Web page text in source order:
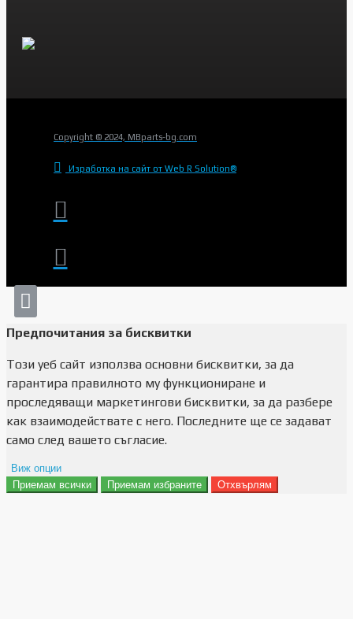
Copyright © 2024, MBparts-bg.com
Изработка на сайт от Web R Solution®
Предпочитания за бисквитки
Този уеб сайт използва основни бисквитки, за да
гарантира правилното му функциониране и
проследяващи маркетингови бисквитки, за да разбере
как взаимодействате с него. Последните ще се задават
само след вашето съгласие.
Виж опции
Препочитания за реклами
Приемам всички Приемам избраните Отхвърлям